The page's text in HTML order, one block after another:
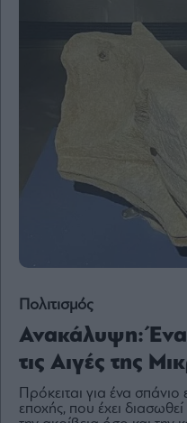
Content
Reports
Branded
Calendar
Monocle
Media
Mononews100
Εγγραφείτε
στο
Newsletter
του
mononews.gr
Πολιτισμός
Ανακάλυψη: Ένα
τις Αιγές της
Πρόκειται για ένα σπάνιο
εποχής, που έχει